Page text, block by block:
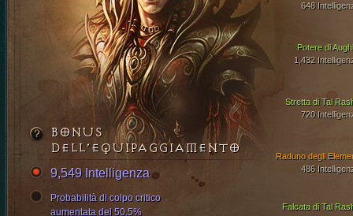
Potere di
1,432
Stretta di Tal
720
648
Falcata di Tal
Raduno degli
486
BONUS
DELL’EQUIPAGGIAMENTO
9,549 Intelligenza
Probabilità di colpo critico
aumentata del 50.5%